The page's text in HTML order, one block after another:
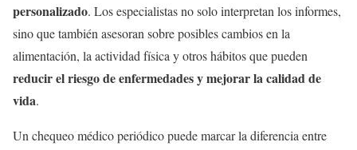
personalizado. Los especialistas no solo interpretan los informes,
sino que también asesoran sobre posibles cambios en la
alimentación, la actividad física y otros hábitos que pueden
reducir el riesgo de enfermedades y mejorar la calidad de
vida.
Un chequeo médico periódico puede marcar la diferencia entre